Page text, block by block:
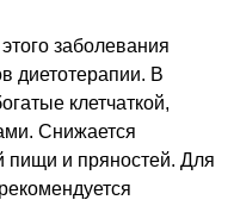
заболевания
диетотерапии. В
клетчаткой,
Снижается
пищи и пряностей. Для